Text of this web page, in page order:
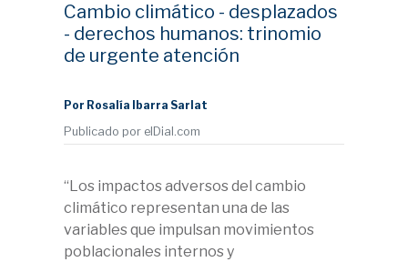
Cambio climático - desplazados
- derechos humanos: trinomio
de urgente atención
Por Rosalía Ibarra Sarlat
Publicado por elDial.com
“Los impactos adversos del cambio
climático representan una de las
variables que impulsan movimientos
poblacionales internos y